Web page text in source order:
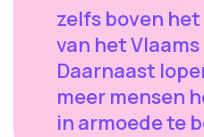
zelfs boven
van het
Daarnaast
meer mensen
in armoede te